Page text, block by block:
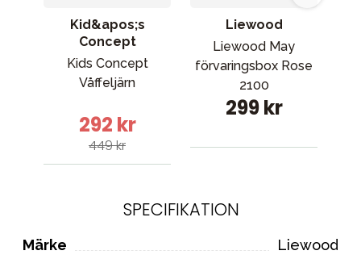
Kid&apos;s
Concept
Kids Concept
Våffeljärn
292 kr
449 kr
Liewood
Liewood May
förvaringsbox Rose
2100
299 kr
SPECIFIKATION
Märke
Liewood